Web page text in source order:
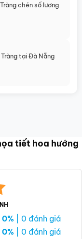
chén số lượng
tại Đà Nẵng
tiết hoa hướng
0% | 0 đánh giá
0% | 0 đánh giá